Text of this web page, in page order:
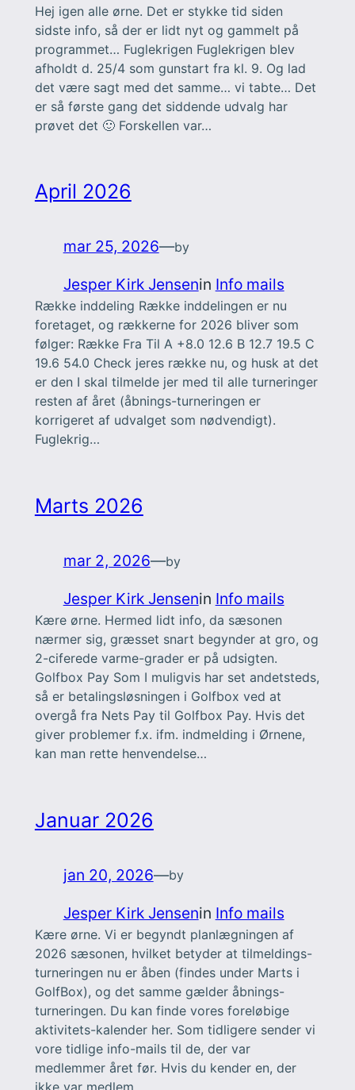
Hej igen alle ørne. Det er stykke tid siden
sidste info, så der er lidt nyt og gammelt på
programmet… Fuglekrigen Fuglekrigen blev
afholdt d. 25/4 som gunstart fra kl. 9. Og lad
det være sagt med det samme… vi tabte… Det
er så første gang det siddende udvalg har
prøvet det 🙂 Forskellen var…
April 2026
mar 25, 2026—by
Jesper Kirk Jensenin Info mails
Række inddeling Række inddelingen er nu
foretaget, og rækkerne for 2026 bliver som
følger: Række Fra Til A +8.0 12.6 B 12.7 19.5 C
19.6 54.0 Check jeres række nu, og husk at det
er den I skal tilmelde jer med til alle turneringer
resten af året (åbnings-turneringen er
korrigeret af udvalget som nødvendigt).
Fuglekrig…
Marts 2026
mar 2, 2026—by
Jesper Kirk Jensenin Info mails
Kære ørne. Hermed lidt info, da sæsonen
nærmer sig, græsset snart begynder at gro, og
2-ciferede varme-grader er på udsigten.
Golfbox Pay Som I muligvis har set andetsteds,
så er betalingsløsningen i Golfbox ved at
overgå fra Nets Pay til Golfbox Pay. Hvis det
giver problemer f.x. ifm. indmelding i Ørnene,
kan man rette henvendelse…
Januar 2026
jan 20, 2026—by
Jesper Kirk Jensenin Info mails
Kære ørne. Vi er begyndt planlægningen af
2026 sæsonen, hvilket betyder at tilmeldings-
turneringen nu er åben (findes under Marts i
GolfBox), og det samme gælder åbnings-
turneringen. Du kan finde vores foreløbige
aktivitets-kalender her. Som tidligere sender vi
vore tidlige info-mails til de, der var
medlemmer året før. Hvis du kender en, der
ikke var medlem…